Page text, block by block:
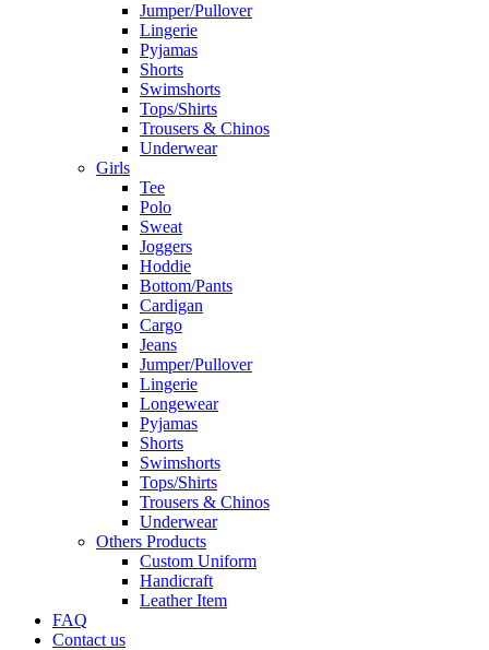
Jumper/Pullover
Lingerie
Pyjamas
Shorts
Swimshorts
Tops/Shirts
Trousers & Chinos
Underwear
Girls
Tee
Polo
Sweat
Joggers
Hoddie
Bottom/Pants
Cardigan
Cargo
Jeans
Jumper/Pullover
Lingerie
Longewear
Pyjamas
Shorts
Swimshorts
Tops/Shirts
Trousers & Chinos
Underwear
Others Products
Custom Uniform
Handicraft
Leather Item
FAQ
Contact us